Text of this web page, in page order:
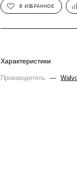
В ИЗБРАННОЕ
Характеристики
Производитель —